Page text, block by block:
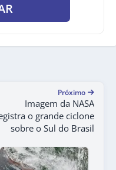
Próximo
Imagem da NASA
o grande ciclone
sobre o Sul do Brasil